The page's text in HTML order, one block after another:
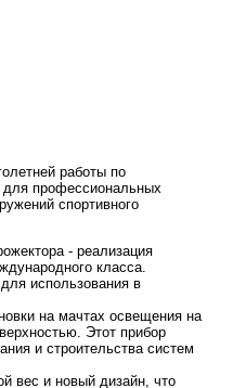
работы по
для профессиональных
спортивного
- реализация
класса.
использования в
на мачтах освещения на
Этот прибор
и строительства систем
вес и новый дизайн, что